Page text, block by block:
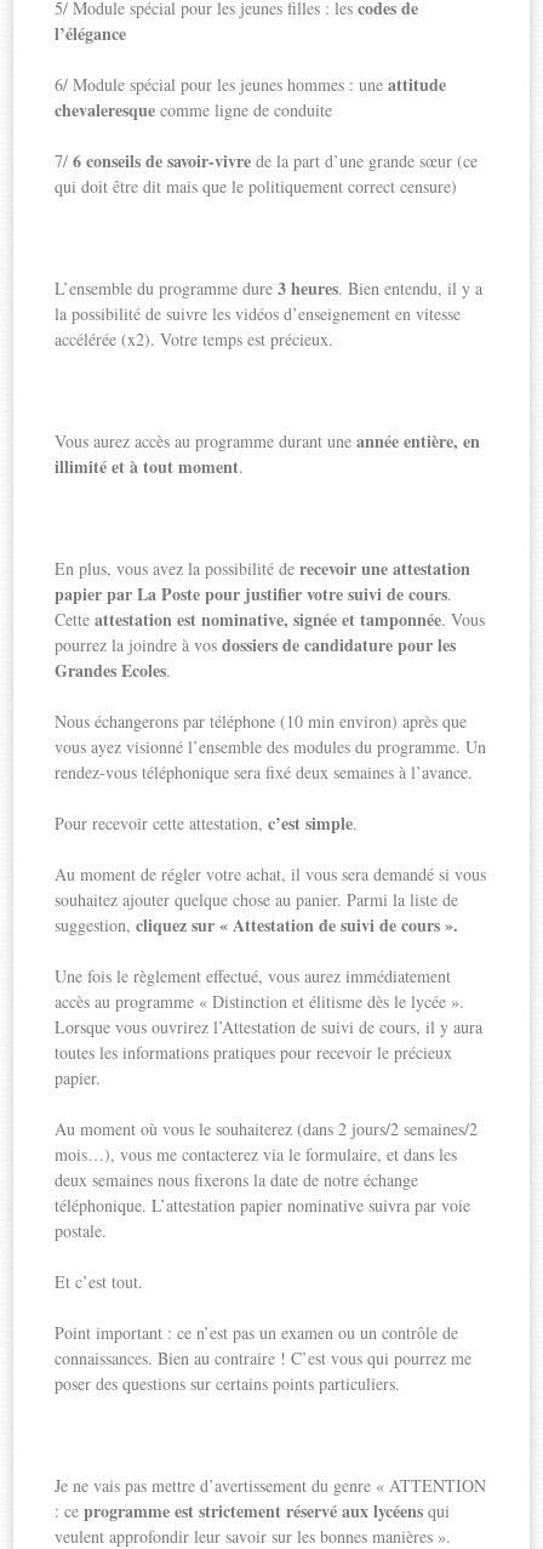
5/ Module spécial pour les jeunes filles : lescodes de
l’élégance
6/ Module spécial pour les jeunes hommes : uneattitude
chevaleresque comme ligne de conduite
7/6 conseils de savoir-vivre de la part d’une grande sœur (ce
qui doit être dit mais que le politiquement correct censure)
L’ensemble du programme dure3 heures. Bien entendu, il y a
la possibilité de suivre les vidéos d’enseignement en vitesse
accélérée (x2). Votre temps est précieux.
Vous aurez accès au programme durant uneannée entière, en
illimité et à tout moment.
En plus, vous avez la possibilité derecevoir une attestation
papier par La Poste pour justifier votre suivi de cours.
Cetteattestation est nominative, signée et tamponnée. Vous
pourrez la joindre à vosdossiers de candidature pour les
Grandes Ecoles.
Nous échangerons par téléphone (10 min environ) après que
vous ayez visionné l’ensemble des modules du programme. Un
rendez-vous téléphonique sera fixé deux semaines à l’avance.
Pour recevoir cette attestation,c’est simple.
Au moment de régler votre achat, il vous sera demandé si vous
souhaitez ajouter quelque chose au panier. Parmi la liste de
suggestion,cliquez sur « Attestation de suivi de cours ».
Une fois le règlement effectué, vous aurez immédiatement
accès au programme « Distinction et élitisme dès le lycée ».
Lorsque vous ouvrirez l’Attestation de suivi de cours, il y aura
toutes les informations pratiques pour recevoir le précieux
papier.
Au moment où vous le souhaiterez (dans 2 jours/2 semaines/2
mois…), vous me contacterez via le formulaire, et dans les
deux semaines nous fixerons la date de notre échange
téléphonique. L’attestation papier nominative suivra par voie
postale.
Et c’est tout.
Point important : ce n’est pas un examen ou un contrôle de
connaissances. Bien au contraire ! C’est vous qui pourrez me
poser des questions sur certains points particuliers.
Je ne vais pas mettre d’avertissement du genre « ATTENTION
: ceprogramme est strictement réservé aux lycéens qui
veulent approfondir leur savoir sur les bonnes manières ».